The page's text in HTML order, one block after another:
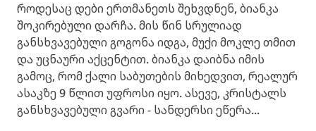
როდესაც დები ერთმანეთს შეხვდნენ, ბიანკა
შოკირებული დარჩა. მის წინ სრულიად
განსხვავებული გოგონა იდგა, მუქი მოკლე თმით
და უცნაური აქცენტით. ბიანკა დაიბნა იმის
გამოც, რომ ქალი საბუთების მიხედვით, რეალურ
ასაკზე 9 წლით უფროსი იყო. ასევე, კრისტალს
განსხვავებული გვარი - სანდერსი ეწერა...